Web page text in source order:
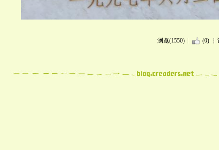
浏览(1550) (0)